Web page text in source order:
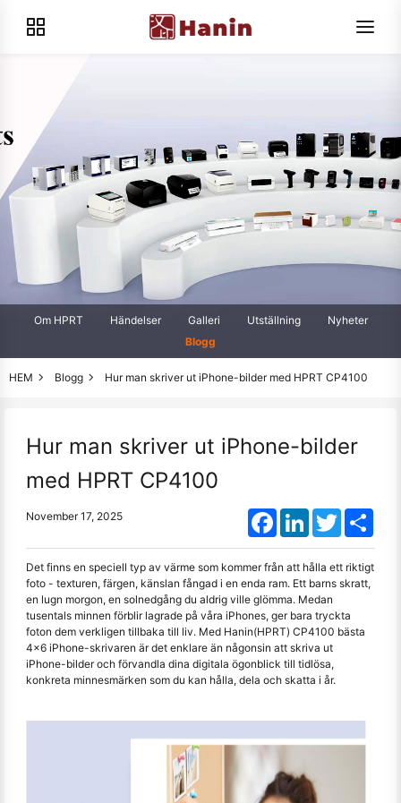
Om HPRT Händelser Galleri Utställning
Nyheter
Blogg
HEM Blogg Hur man skriver ut iPhone-bilder med HPRT CP4100
Hur man skriver ut iPhone-bilder
med HPRT CP4100
November 17, 2025 FacebookLinkedInTwitter
Det finns en speciell typ av värme som kommer från att hålla ett riktigt
foto - texturen, färgen, känslan fångad i en enda ram. Ett barns skratt,
en lugn morgon, en solnedgång du aldrig ville glömma. Medan
tusentals minnen förblir lagrade på våra iPhones, ger bara tryckta
foton dem verkligen tillbaka till liv. Med Hanin(HPRT) CP4100 bästa
4x6 iPhone-skrivaren är det enklare än någonsin att skriva ut
iPhone-bilder och förvandla dina digitala ögonblick till tidlösa,
konkreta minnesmärken som du kan hålla, dela och skatta i år.